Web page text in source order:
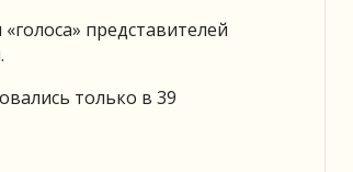
представителей
только в 39